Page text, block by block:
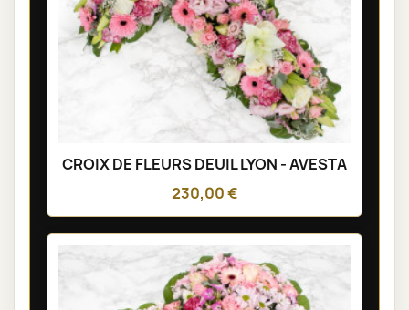
CROIX DE FLEURS DEUIL LYON - AVESTA
230,00 €